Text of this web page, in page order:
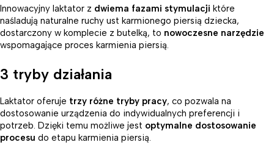
Innowacyjny laktator z dwiema fazami stymulacji które
naśladują naturalne ruchy ust karmionego piersią dziecka,
dostarczony w komplecie z butelką, to nowoczesne narzędzie
wspomagające proces karmienia piersią.
3 tryby działania
Laktator oferuje trzy różne tryby pracy, co pozwala na
dostosowanie urządzenia do indywidualnych preferencji i
potrzeb. Dzięki temu możliwe jest optymalne dostosowanie
procesu do etapu karmienia piersią.